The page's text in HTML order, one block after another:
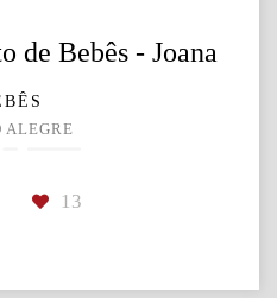
de Bebês - Joana
ALEGRE
13